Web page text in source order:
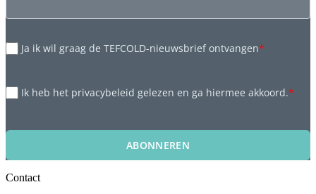
Ja ik wil graag de TEFCOLD-nieuwsbrief ontvangen*
Ik heb het privacybeleid gelezen en ga hiermee akkoord.*
ABONNEREN
Contact